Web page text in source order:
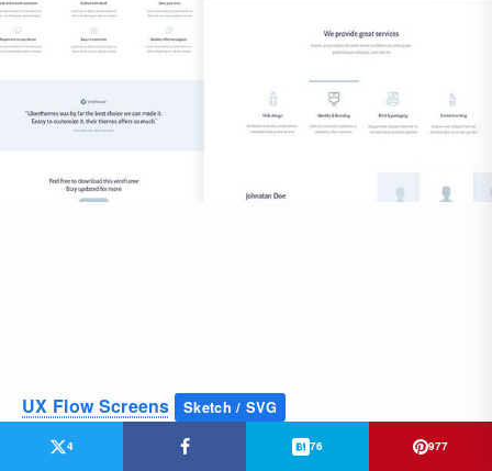
UX Flow Screens Sketch / SVG
サイトのページ遷移フローを分かりやすく伝える、モバ
4 76 977